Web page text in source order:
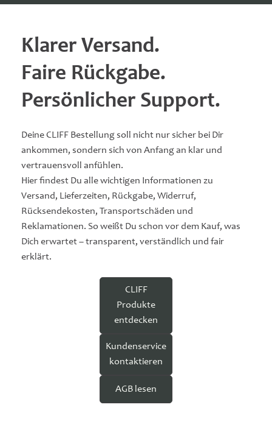
Klarer Versand.
Faire Rückgabe.
Persönlicher Support.
Deine CLIFF Bestellung soll nicht nur sicher bei Dir
ankommen, sondern sich von Anfang an klar und
vertrauensvoll anfühlen.
Hier findest Du alle wichtigen Informationen zu
Versand, Lieferzeiten, Rückgabe, Widerruf,
Rücksendekosten, Transportschäden und
Reklamationen. So weißt Du schon vor dem Kauf, was
Dich erwartet – transparent, verständlich und fair
erklärt.
CLIFF
Produkte
entdecken
Kundenservice
kontaktieren
AGB lesen